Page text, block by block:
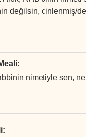
değilsin, cinlenmiş/
:
nimetiyle sen,
: